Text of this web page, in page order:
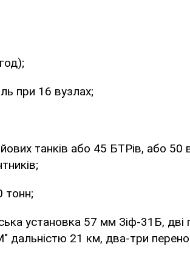
при 16 вузлах;
танків або 45 БТРів, або 50
тонн;
установка 57 мм Зіф-31Б, дві
21 км, два-три